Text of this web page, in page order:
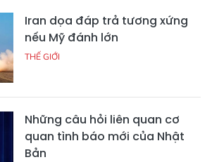
Iran dọa đáp trả tương xứng
nếu Mỹ đánh lớn
THẾ GIỚI
Những câu hỏi liên quan cơ
quan tình báo mới của Nhật
Bản